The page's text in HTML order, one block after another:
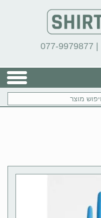
077-9979877 |